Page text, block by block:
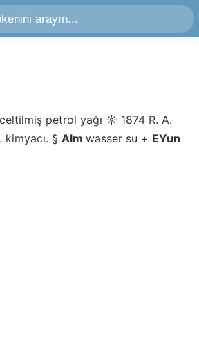
petrol yağı ☼ 1874 R. A.
kimyacı. § Alm wasser su + EYun